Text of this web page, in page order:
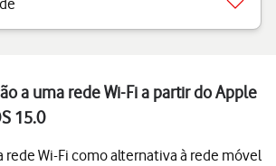
a uma rede Wi-Fi a partir do Apple
15.0
rede Wi-Fi como alternativa à rede móvel